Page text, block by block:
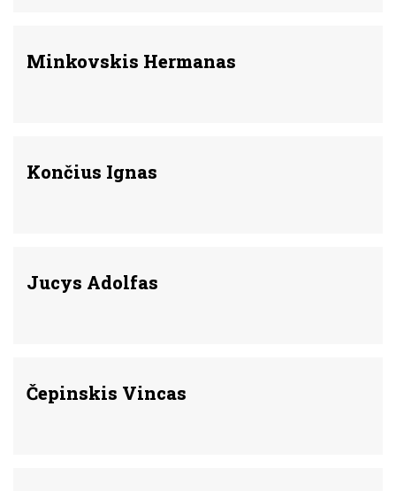
Minkovskis Hermanas
Končius Ignas
Jucys Adolfas
Čepinskis Vincas